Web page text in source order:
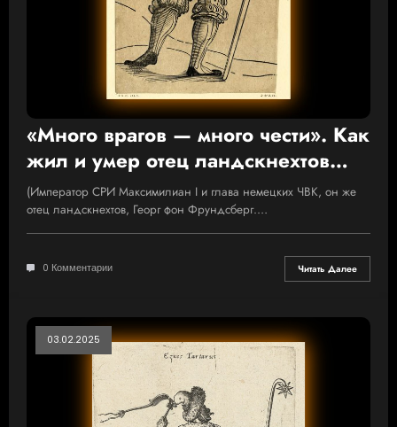
«Много врагов — много чести». Как
жил и умер отец ландскнехтов
Георг фон Фрундсберг
(Император СРИ Максимилиан I и глава немецких ЧВК, он же
отец ландскнехтов, Георг фон Фрундсберг.…
0 Комментарии Читать Далее
03.02.2025